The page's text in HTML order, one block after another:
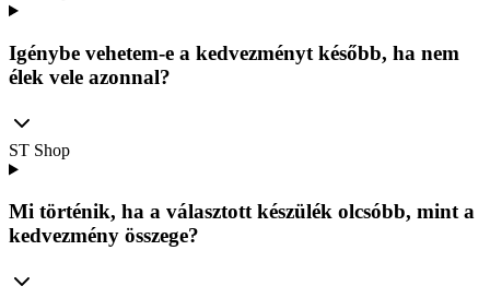
Igénybe vehetem-e a kedvezményt később, ha nem
élek vele azonnal?
ST Shop
Mi történik, ha a választott készülék olcsóbb, mint a
kedvezmény összege?